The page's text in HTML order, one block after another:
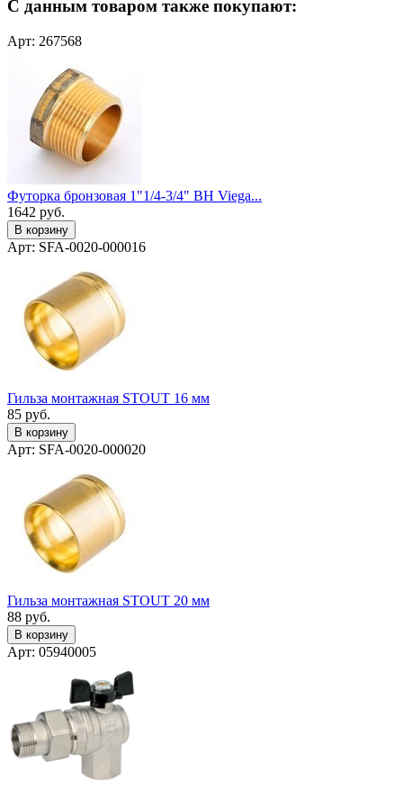
С данным товаром также покупают:
Арт: 267568
Футорка бронзовая 1"1/4-3/4" ВН Viega...
1642 руб.
В корзину
Арт: SFA-0020-000016
Гильза монтажная STOUT 16 мм
85 руб.
В корзину
Арт: SFA-0020-000020
Гильза монтажная STOUT 20 мм
88 руб.
В корзину
Арт: 05940005